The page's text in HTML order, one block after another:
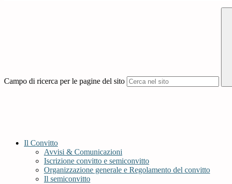
Campo di ricerca per le pagine del sito
Il Convitto
Avvisi & Comunicazioni
Iscrizione convitto e semiconvitto
Organizzazione generale e Regolamento del convitto
Il semiconvitto